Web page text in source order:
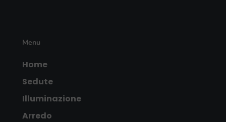
Menu
Home
Sedute
Illuminazione
Arredo